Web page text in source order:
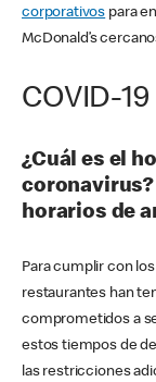
corporativos para
McDonald’s
COVID-19
¿Cuál es el
coronavirus?
horarios de
Para cumplir con
restaurantes han
comprometidos a
estos tiempos de
las restricciones